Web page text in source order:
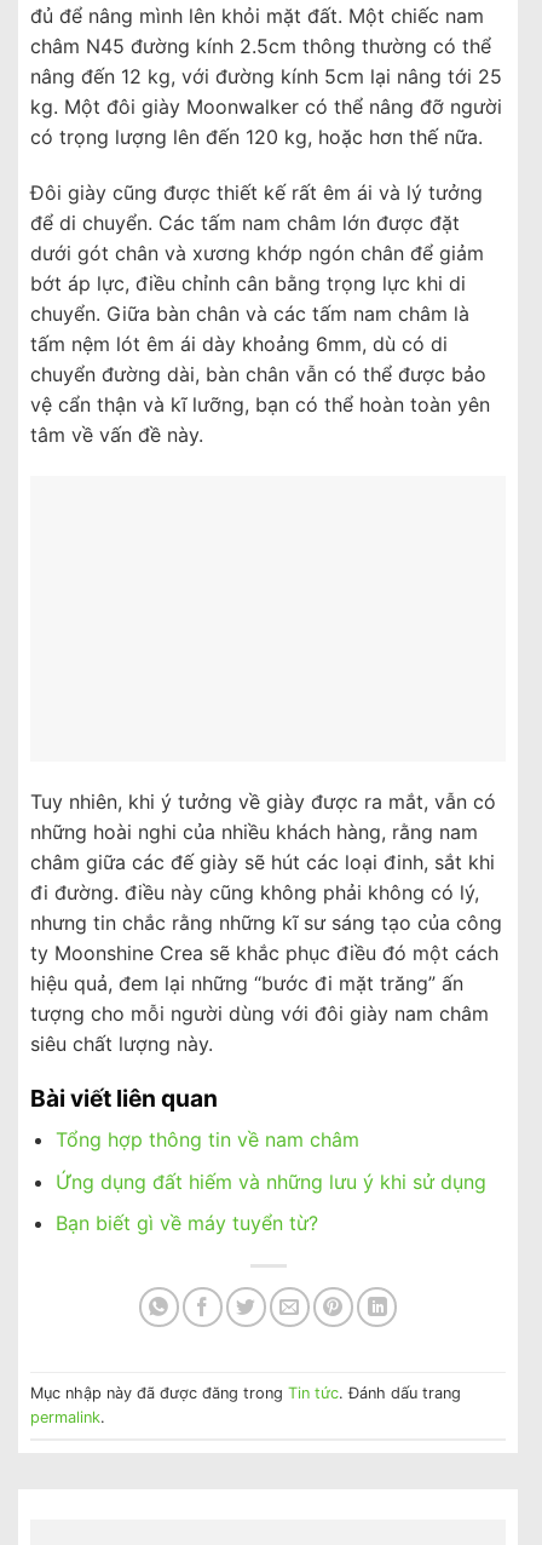
đủ để nâng mình lên khỏi mặt đất. Một chiếc nam
châm N45 đường kính 2.5cm thông thường có thể
nâng đến 12 kg, với đường kính 5cm lại nâng tới 25
kg. Một đôi giày Moonwalker có thể nâng đỡ người
có trọng lượng lên đến 120 kg, hoặc hơn thế nữa.
Đôi giày cũng được thiết kế rất êm ái và lý tưởng
để di chuyển. Các tấm nam châm lớn được đặt
dưới gót chân và xương khớp ngón chân để giảm
bớt áp lực, điều chỉnh cân bằng trọng lực khi di
chuyển. Giữa bàn chân và các tấm nam châm là
tấm nệm lót êm ái dày khoảng 6mm, dù có di
chuyển đường dài, bàn chân vẫn có thể được bảo
vệ cẩn thận và kĩ lưỡng, bạn có thể hoàn toàn yên
tâm về vấn đề này.
Tuy nhiên, khi ý tưởng về giày được ra mắt, vẫn có
những hoài nghi của nhiều khách hàng, rằng nam
châm giữa các đế giày sẽ hút các loại đinh, sắt khi
đi đường. điều này cũng không phải không có lý,
nhưng tin chắc rằng những kĩ sư sáng tạo của công
ty Moonshine Crea sẽ khắc phục điều đó một cách
hiệu quả, đem lại những “bước đi mặt trăng” ấn
tượng cho mỗi người dùng với đôi giày nam châm
siêu chất lượng này.
Bài viết liên quan
Tổng hợp thông tin về nam châm
Ứng dụng đất hiếm và những lưu ý khi sử dụng
Bạn biết gì về máy tuyển từ?
Mục nhập này đã được đăng trong Tin tức. Đánh dấu trang
permalink.